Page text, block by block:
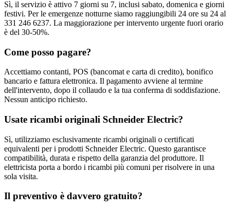
Sì, il servizio è attivo 7 giorni su 7, inclusi sabato, domenica e giorni
festivi. Per le emergenze notturne siamo raggiungibili 24 ore su 24 al
331 246 6237. La maggiorazione per intervento urgente fuori orario
è del 30-50%.
Come posso pagare?
Accettiamo contanti, POS (bancomat e carta di credito), bonifico
bancario e fattura elettronica. Il pagamento avviene al termine
dell'intervento, dopo il collaudo e la tua conferma di soddisfazione.
Nessun anticipo richiesto.
Usate ricambi originali Schneider Electric?
Sì, utilizziamo esclusivamente ricambi originali o certificati
equivalenti per i prodotti Schneider Electric. Questo garantisce
compatibilità, durata e rispetto della garanzia del produttore. Il
elettricista porta a bordo i ricambi più comuni per risolvere in una
sola visita.
Il preventivo è davvero gratuito?